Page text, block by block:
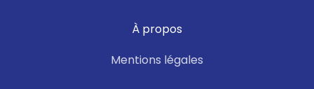
À propos
Mentions légales